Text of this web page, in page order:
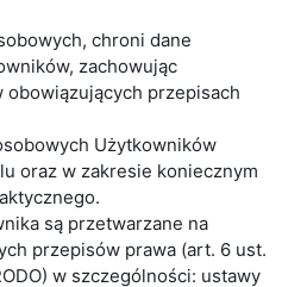
chroni dane
zachowując
obowiązujących przepisach
Użytkowników
oraz w zakresie koniecznym
są przetwarzane na
przepisów prawa (art. 6 ust.
w szczególności: ustawy